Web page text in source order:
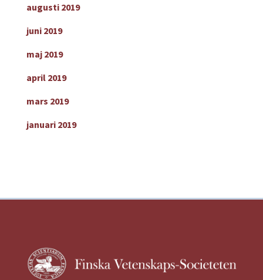
augusti 2019
juni 2019
maj 2019
april 2019
mars 2019
januari 2019